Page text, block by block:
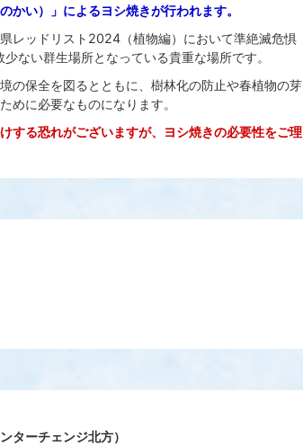
かい）」によるヨシ焼きが行われます。
レッドリスト2024（植物編）において準絶滅危惧
少ない群生場所となっている貴重な場所です。
の保全を図るとともに、樹林化の防止や春植物の芽
めに必要なものになります。
する恐れがございますが、ヨシ焼きの必要性をご理
ターチェンジ北方）